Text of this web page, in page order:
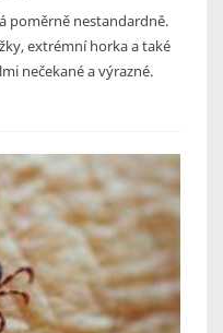
poměrně nestandardně.
extrémní horka a také
nečekané a výrazné.